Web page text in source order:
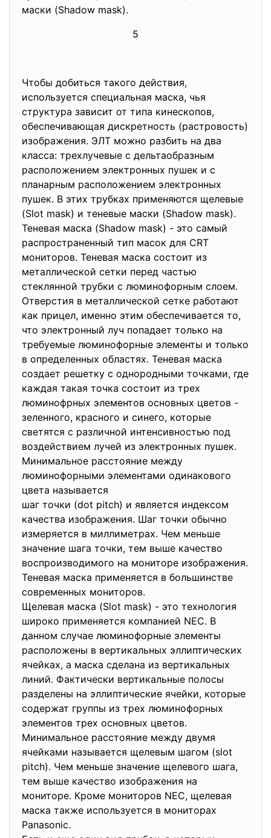
маски (Shadow mask).
5
Чтобы добиться такого действия,
используется специальная маска, чья
структура зависит от типа кинескопов,
обеспечивающая дискретность (растровость)
изображения. ЭЛТ можно разбить на два
класса: трехлучевые с дельтаобразным
расположением электронных пушек и с
планарным расположением электронных
пушек. В этих трубках применяются щелевые
(Slot mask) и теневые маски (Shadow mask).
Теневая маска (Shadow mask) - это самый
распространенный тип масок для CRT
мониторов. Теневая маска состоит из
металлической сетки перед частью
стеклянной трубки с люминофорным слоем.
Отверстия в металлической сетке работают
как прицел, именно этим обеспечивается то,
что электронный луч попадает только на
требуемые люминофорные элементы и только
в определенных областях. Теневая маска
создает решетку с однородными точками, где
каждая такая точка состоит из трех
люминофрных элементов основных цветов -
зеленного, красного и синего, которые
светятся с различной интенсивностью под
воздействием лучей из электронных пушек.
Минимальное расстояние между
люминофорными элементами одинакового
цвета называется
шаг точки (dot pitch) и является индексом
качества изображения. Шаг точки обычно
измеряется в миллиметрах. Чем меньше
значение шага точки, тем выше качество
воспроизводимого на мониторе изображения.
Теневая маска применяется в большинстве
современных мониторов.
Щелевая маска (Slot mask) - это технология
широко применяется компанией NEC. В
данном случае люминофорные элементы
расположены в вертикальных эллиптических
ячейках, а маска сделана из вертикальных
линий. Фактически вертикальные полосы
разделены на эллиптические ячейки, которые
содержат группы из трех люминофорных
элементов трех основных цветов.
Минимальное расстояние между двумя
ячейками называется щелевым шагом (slot
pitch). Чем меньше значение щелевого шага,
тем выше качество изображения на
мониторе. Кроме мониторов NEC, щелевая
маска также используется в мониторах
Panasonic.